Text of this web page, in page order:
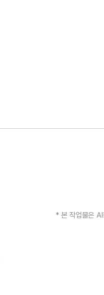
* 본 작업물은